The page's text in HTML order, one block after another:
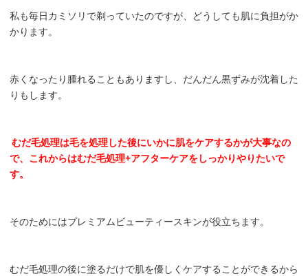
私も毎日カミソリで剃っていたのですが、どうしても肌に負担がか
かります。
赤くなったり腫れることもありますし、だんだん黒ずみが沈着した
りもします。
むだ毛処理は毛を処理した後にいかに肌をケアするかが大事なの
で、これからはむだ毛処理+アフターケアをしっかりやりたいで
す。
そのためにはプレミアムビューティースキンが役立ちます。
むだ毛処理の後に塗るだけで肌を優しくケアすることができるから